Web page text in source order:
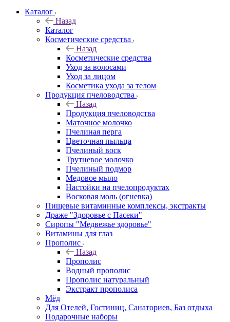
Каталог
Назад
Каталог
Косметические средства
Назад
Косметические средства
Уход за волосами
Уход за лицом
Косметика ухода за телом
Продукция пчеловодства
Назад
Продукция пчеловодства
Маточное молочко
Пчелиная перга
Цветочная пыльца
Пчелиный воск
Трутневое молочко
Пчелиный подмор
Медовое мыло
Настойки на пчелопродуктах
Восковая моль (огневка)
Пищевые витаминные комплексы, экстракты
Драже "Здоровье с Пасеки"
Сиропы "Медвежье здоровье"
Витамины для глаз
Прополис
Назад
Прополис
Водный прополис
Прополис натуральный
Экстракт прополиса
Мёд
Для Отелей, Гостиниц, Санаториев, Баз отдыха
Подарочные наборы